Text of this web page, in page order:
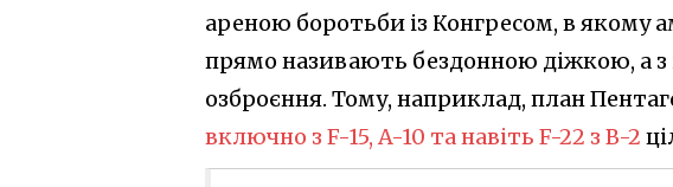
ареною боротьби із Конгресом, в якому
прямо називають бездонною діжкою, а з
озброєння. Тому, наприклад, план
включно з F-15, A-10 та навіть F-22 з B-2